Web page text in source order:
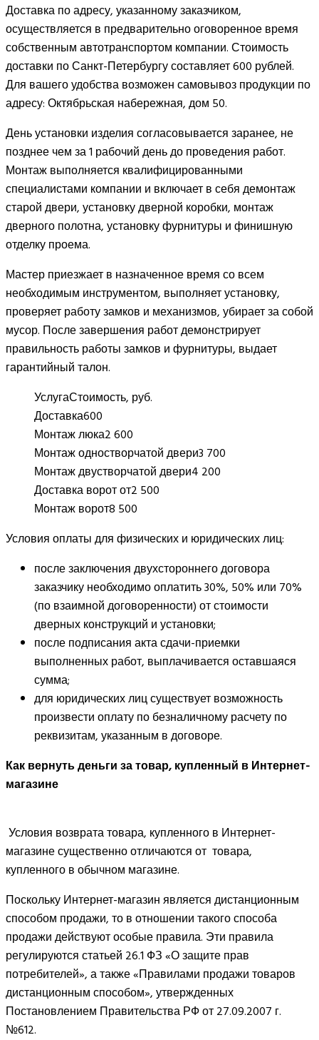
Доставка по адресу, указанному заказчиком,
осуществляется в предварительно оговоренное время
собственным автотранспортом компании. Стоимость
доставки по Санкт-Петербургу составляет 600 рублей.
Для вашего удобства возможен самовывоз продукции по
адресу: Октябрьская набережная, дом 50.
День установки изделия согласовывается заранее, не
позднее чем за 1 рабочий день до проведения работ.
Монтаж выполняется квалифицированными
специалистами компании и включает в себя демонтаж
старой двери, установку дверной коробки, монтаж
дверного полотна, установку фурнитуры и финишную
отделку проема.
Мастер приезжает в назначенное время со всем
необходимым инструментом, выполняет установку,
проверяет работу замков и механизмов, убирает за собой
мусор. После завершения работ демонстрирует
правильность работы замков и фурнитуры, выдает
гарантийный талон.
УслугаСтоимость, руб.
Доставка600
Монтаж люка2 600
Монтаж одностворчатой двери3 700
Монтаж двустворчатой двери4 200
Доставка ворот от2 500
Монтаж ворот8 500
Условия оплаты для физических и юридических лиц:
после заключения двухстороннего договора
заказчику необходимо оплатить 30%, 50% или 70%
(по взаимной договоренности) от стоимости
дверных конструкций и установки;
после подписания акта сдачи-приемки
выполненных работ, выплачивается оставшаяся
сумма;
для юридических лиц существует возможность
произвести оплату по безналичному расчету по
реквизитам, указанным в договоре.
Как вернуть деньги за товар, купленный в Интернет-
магазине
Условия возврата товара, купленного в Интернет-
магазине существенно отличаются от товара,
купленного в обычном магазине.
Поскольку Интернет-магазин является дистанционным
способом продажи, то в отношении такого способа
продажи действуют особые правила. Эти правила
регулируются статьей 26.1 ФЗ «О защите прав
потребителей», а также «Правилами продажи товаров
дистанционным способом», утвержденных
Постановлением Правительства РФ от 27.09.2007 г.
№612.